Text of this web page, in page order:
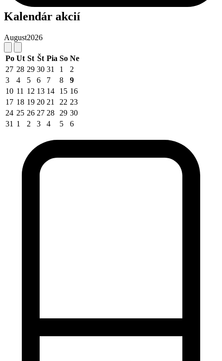
Kalendár akcií
August2026
Po Ut St Št Pia So Ne
27 28 29 30 31 1
2
3
4 5 6 7 8
9
10 11 12 13 14 15 16
17 18 19 20 21 22 23
24 25 26 27 28 29 30
31 1 2 3 4 5 6